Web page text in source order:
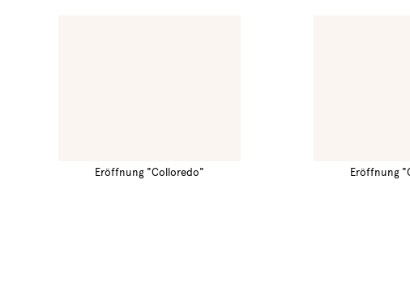
Eröffnung "Colloredo" Eröffnung